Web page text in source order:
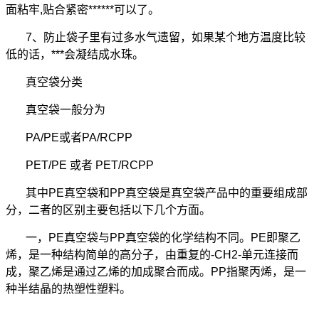
面粘牢,贴合紧密******可以了。
7、防止袋子里有过多水气遗留，如果某个地方温度比较
低的话，***会凝结成水珠。
真空袋分类
真空袋一般分为
PA/PE或者PA/RCPP
PET/PE 或者 PET/RCPP
其中PE真空袋和PP真空袋是真空袋产品中的重要组成部
分，二者的区别主要包括以下几个方面。
一，PE真空袋与PP真空袋的化学结构不同。PE即聚乙
烯，是一种结构简单的高分子，由重复的-CH2-单元连接而
成，聚乙烯是通过乙烯的加成聚合而成。PP指聚丙烯，是一
种半结晶的热塑性塑料。